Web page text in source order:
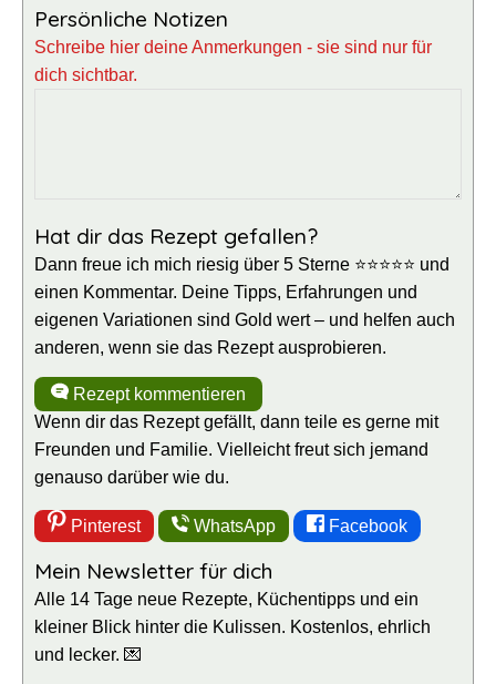
Persönliche Notizen
Schreibe hier deine Anmerkungen - sie sind nur für
dich sichtbar.
Hat dir das Rezept gefallen?
Dann freue ich mich riesig über 5 Sterne ⭐⭐⭐⭐⭐ und
einen Kommentar. Deine Tipps, Erfahrungen und
eigenen Variationen sind Gold wert – und helfen auch
anderen, wenn sie das Rezept ausprobieren.
Rezept kommentieren
Wenn dir das Rezept gefällt, dann teile es gerne mit
Freunden und Familie. Vielleicht freut sich jemand
genauso darüber wie du.
Pinterest WhatsApp Facebook
Mein Newsletter für dich
Alle 14 Tage neue Rezepte, Küchentipps und ein
kleiner Blick hinter die Kulissen. Kostenlos, ehrlich
und lecker. 💌